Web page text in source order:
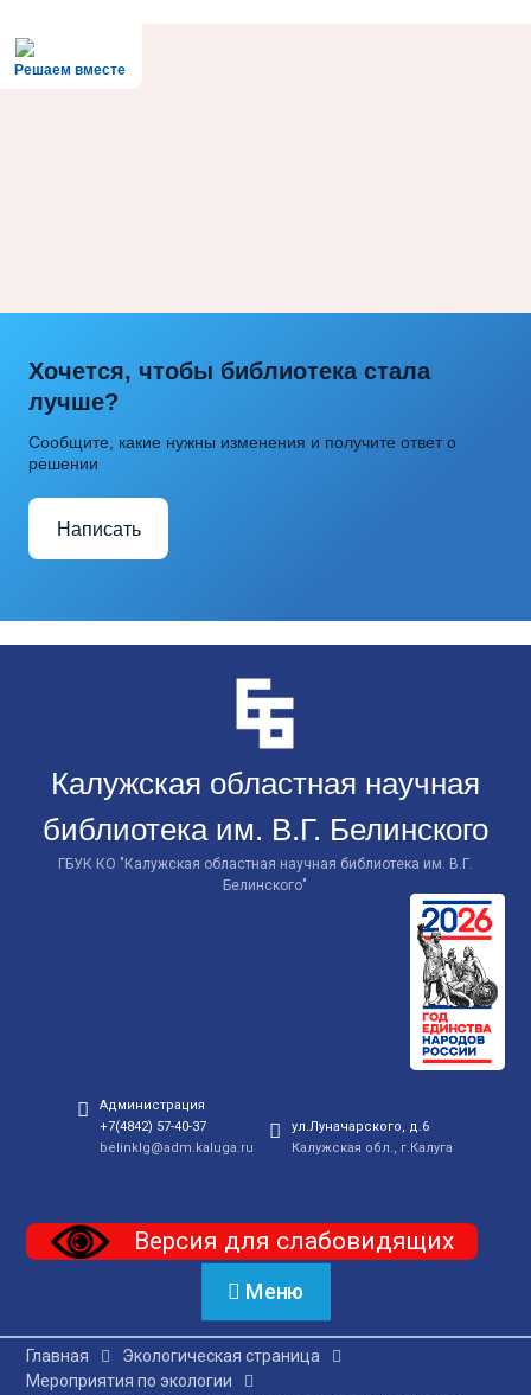
Решаем вместе
Хочется, чтобы библиотека стала
лучше?
Сообщите, какие нужны изменения и получите ответ о
решении
Написать
Калужская областная научная
библиотека им. В.Г. Белинского
ГБУК КО "Калужская областная научная библиотека им. В.Г.
Белинского"
Администрация
+7(4842) 57-40-37
belinklg@adm.kaluga.ru
ул.Луначарского, д.6
Калужская обл., г.Калуга
Версия для слабовидящих
Меню
Главная
Экологическая страница
Мероприятия по экологии